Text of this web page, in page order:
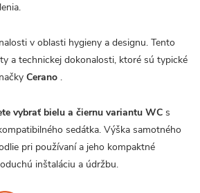
v oblasti hygieny a designu. Tento
a technickej dokonalosti, ktoré sú typické
Cerano .
vybrať bielu a čiernu variantu WC s
sedátka. Výška samotného
pri používaní a jeho kompaktné
inštaláciu a údržbu.